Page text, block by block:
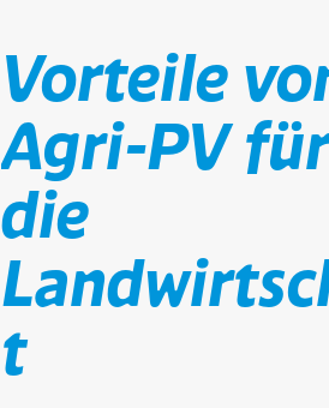
Vorteile
Agri-PV
die
t